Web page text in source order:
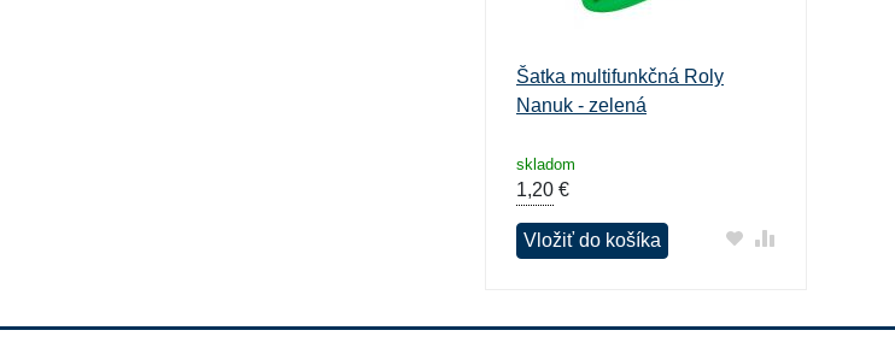
Šatka multifunkčná Roly
Nanuk - zelená
skladom
1,20 €
Vložiť do košíka